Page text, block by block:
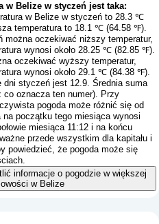
w Belize w styczeń jest taka:
w Belize w styczeń to 28.3 ℃
temperatura to 18.1 ℃ (64.58 ℉).
można oczekiwać niższy temperatur,
wynosi około 28.25 ℃ (82.85 ℉).
oczekiwać wyższy temperatur,
wynosi około 29.1 ℃ (84.38 ℉).
dni styczeń jest 12.9. Średnia suma
co oznacza ten numer). Przy
pogoda może różnić się od
początku tego miesiąca wynosi
miesiąca 11:12 i na końcu
przede wszystkim dla kapitału i
powiedzieć, że pogoda może się
informacje o pogodzie w większej
w Belize